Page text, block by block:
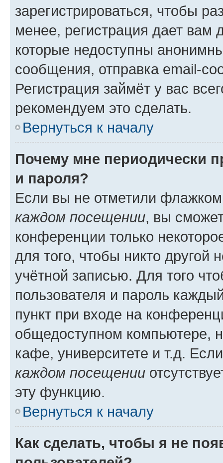
зарегистрироваться, чтобы
менее, регистрация дает вам
которые недоступны
сообщения, отправка email-
Регистрация займёт у вас
рекомендуем это сделать.
Вернуться к началу
Почему мне периодически
и пароля?
Если вы не отметили
каждом посещении, вы
конференции только
для того, чтобы никто другой
учётной записью. Для того
пользователя и пароль
пункт при входе на
общедоступном компьютере,
кафе, университете и т.д.
каждом посещении
эту функцию.
Вернуться к началу
Как сделать, чтобы я не